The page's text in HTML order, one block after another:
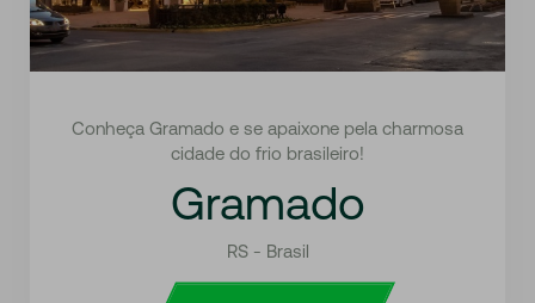
Conheça Gramado e se apaixone pela charmosa
cidade do frio brasileiro!
Gramado
RS - Brasil